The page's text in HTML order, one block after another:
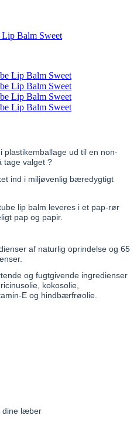
Lip Balm Sweet
plastikemballage ud til en non-
tage valget ?
ind i miljøvenlig bæredygtigt
lip balm leveres i et pap-rør
pap og papir.
af naturlig oprindelse og 65
og fugtgivende ingredienser
kokosolie,
E og hindbærfrøolie.
dine læber